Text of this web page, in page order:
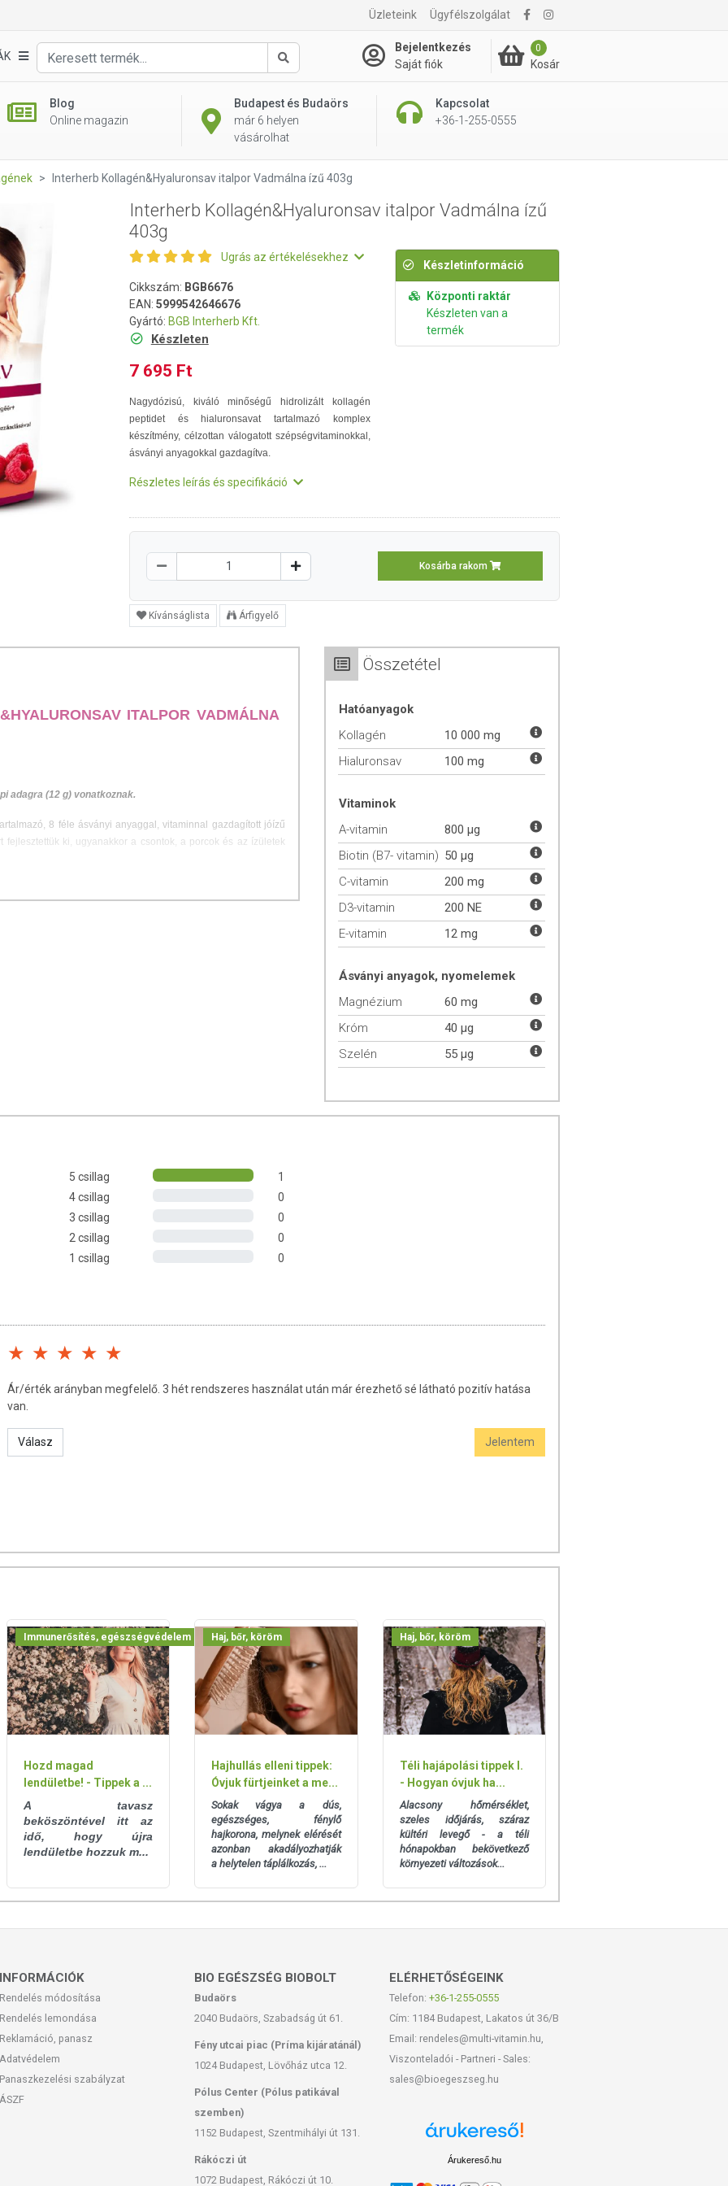
Üzleteink Ügyfélszolgálat
Keresés
Bejelentkezés
Saját fiók
0
Kosár
Blog
Online magazin
Budapest és Budaörs
már 6 helyen
vásárolhat
Kapcsolat
+36-1-255-0555
7 695 Ft Kosárba rakom
Interherb Kollagén&Hyaluronsav italpor Vadmálna ízű 403g
Interherb Kollagén&Hyaluronsav italpor Vadmálna ízű
403g
Ugrás az értékelésekhez
Cikkszám: BGB6676
EAN: 5999542646676
Gyártó: BGB Interherb Kft.
Készleten
7 695 Ft
Nagydózisú, kiváló minőségű hidrolizált kollagén
peptidet és hialuronsavat tartalmazó komplex
készítmény, célzottan válogatott szépségvitaminokkal,
ásványi anyagokkal gazdagítva.
Részletes leírás és specifikáció
Készletinformáció
Központi raktár
Készleten van a
termék
Kosárba rakom
Kívánságlista Árfigyelő
ITALPOR VADMÁLNA
adagra (12 g) vonatkoznak.
8 féle ásványi anyaggal, vitaminnal gazdagított jóízű
fejlesztettük ki, ugyanakkor a csontok, a porcok és az ízületek
adagonként 100 mg hialuronsavat és 10 000 mg közepes
anyagokkal dúsított komplex készítményt a szebb, feszesebb
készült, cukrot és tartósítószert nem tartalmaz.
rendelkezik a kollagéntartalmú termékek fejlesztésében és
– banán-split, mangó-puncs és vadmálna – érhető el
nélkülözhetetlen vázanyaga
nagy víz megkötő képességgel rendelkezik
fenntartásában vesz részt
a
a
g) kollagén italport oldja fel 250 ml vízben, és lehetőleg
fizikai munkát végzőknek különösen ajánlott. 2-3
2 hét szünetet!
eredetű), aromák, inulin, L-aszkorbinsav, csomósodást
szabályozó anyag (citromsav), nátrium-hialuronát,
szukralóz), DL-alpha-tokoferil-acetát, nátrium-klorid,
gluténforrást, szóját, tojást, tej- és tejszármazékokat nem
száraz, idegen szagoktól elzárt helyen, kisgyermekek elől
segítségével zárja vissza a termék csomagolását.
Összetétel
Hatóanyagok
Kollagén
10 000 mg
Hialuronsav
100 mg
Vitaminok
A-vitamin
800 µg
Biotin (B7- vitamin) 50 µg
C-vitamin
200 mg
D3-vitamin
200 NE
E-vitamin
12 mg
Ásványi anyagok, nyomelemek
Magnézium
60 mg
Króm
40 µg
Szelén
55 µg
5 csillag
1
4 csillag
0
3 csillag
0
2 csillag
0
1 csillag
0
Ár/érték arányban megfelelő. 3 hét rendszeres használat után már érezhető sé látható pozitív hatása
van.
Válasz Jelentem
Immunerősítés, egészségvédelem
Hozd magad
lendületbe! - Tippek a ...
A tavasz
beköszöntével itt az
idő, hogy újra
lendületbe hozzuk m...
Haj, bőr, köröm
Hajhullás elleni tippek:
Óvjuk fürtjeinket a me...
Sokak vágya a dús,
egészséges, fénylő
hajkorona, melynek elérését
azonban akadályozhatják
a helytelen táplálkozás, ...
Haj, bőr, köröm
Téli hajápolási tippek I.
- Hogyan óvjuk ha...
Alacsony hőmérséklet,
szeles időjárás, száraz
kültéri levegő - a téli
hónapokban bekövetkező
környezeti változások...
INFORMÁCIÓK
Rendelés módosítása
Rendelés lemondása
Reklamáció, panasz
Adatvédelem
Panaszkezelési szabályzat
ÁSZF
BIO EGÉSZSÉG BIOBOLT
Budaörs
2040 Budaörs, Szabadság út 61.
Fény utcai piac (Príma kijáratánál)
1024 Budapest, Lövőház utca 12.
Pólus Center (Pólus patikával
szemben)
1152 Budapest, Szentmihályi út 131.
Rákóczi út
1072 Budapest, Rákóczi út 10.
ELÉRHETŐSÉGEINK
Telefon: +36-1-255-0555
Cím: 1184 Budapest, Lakatos út 36/B
Email: rendeles@multi-vitamin.hu,
Viszonteladói - Partneri - Sales:
sales@bioegeszseg.hu
Árukereső.hu